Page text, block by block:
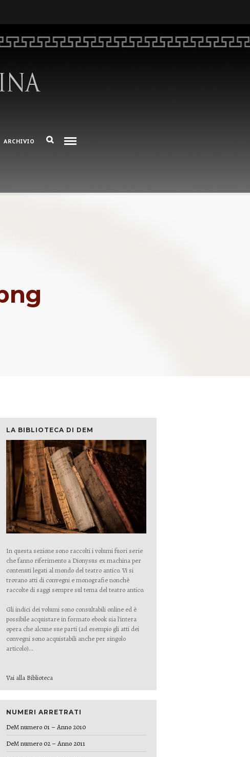
ARCHIVIO
LA BIBLIOTECA DI DEM
In questa sezione sono raccolti i volumi fuori serie
che fanno riferimento a Dionysus ex machina per
contenuti legati al mondo del teatro antico. Vi si
trovano atti di convegni e monografie nonchè
raccolte di saggi sempre sul tema del teatro antico.
Gli indici dei volumi sono consultabili online ed è
possibile acquistare in formato ebook sia l'intera
opera che alcune sue parti (ad esempio gli atti dei
convegni sono acquistabili anche per singolo
articolo)...
Vai alla Biblioteca
NUMERI ARRETRATI
DeM numero 01 – Anno 2010
DeM numero 02 – Anno 2011